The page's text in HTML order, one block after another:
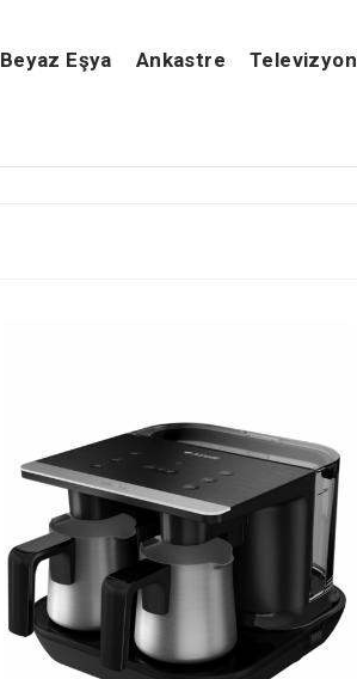
Beyaz Eşya Ankastre Televizyon